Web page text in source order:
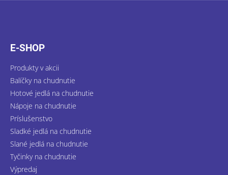
E-SHOP
Produkty v akcii
Balíčky na chudnutie
Hotové jedlá na chudnutie
Nápoje na chudnutie
Príslušenstvo
Sladké jedlá na chudnutie
Slané jedlá na chudnutie
Tyčinky na chudnutie
Výpredaj